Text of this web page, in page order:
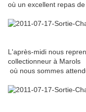
où un excellent repas
L'après-midi nous
collectionneur à Marols
où nous sommes